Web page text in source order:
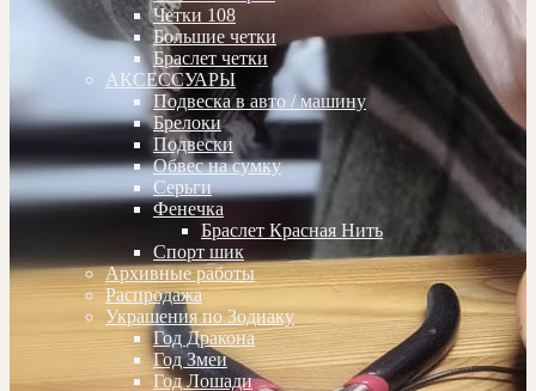
Четки 108
Большие четки
Браслет четки
АКСЕССУАРЫ
Подвеска в авто / машину
Брелоки
Подвески
Обвес на сумку
Серьги
Фенечка
Браслет Красная Нить
Спорт шик
Архивные работы
Распродажа
Украшения по Зодиаку
Год Дракона
Год Змеи
Год Лошади